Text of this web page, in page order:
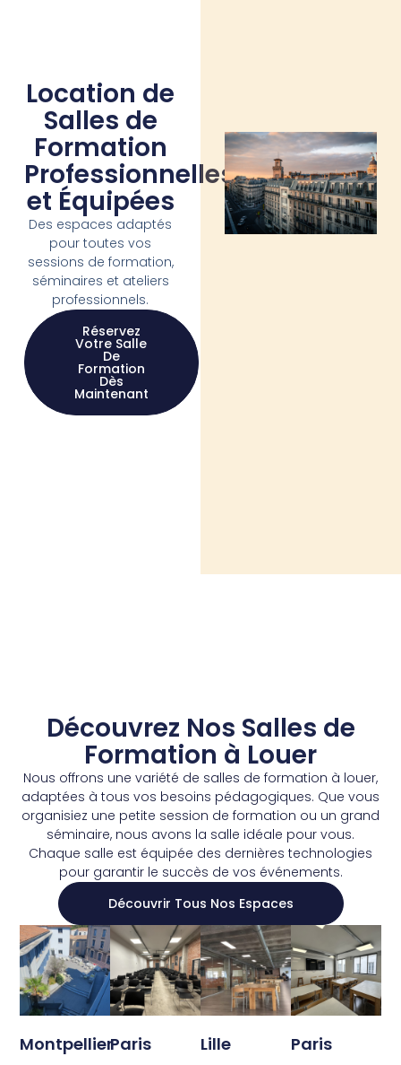
Location de
Salles de
Formation
Professionnelles
et Équipées
Des espaces adaptés
pour toutes vos
sessions de formation,
séminaires et ateliers
professionnels.
Réservez
Votre Salle
De
Formation
Dès
Maintenant
Découvrez Nos Salles de
Formation à Louer
Nous offrons une variété de salles de formation à louer,
adaptées à tous vos besoins pédagogiques. Que vous
organisiez une petite session de formation ou un grand
séminaire, nous avons la salle idéale pour vous.
Chaque salle est équipée des dernières technologies
pour garantir le succès de vos événements.
Découvrir Tous Nos Espaces
MontpellierParis Lille Paris